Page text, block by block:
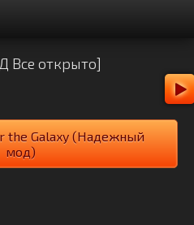
Все открыто]
the Galaxy (Надежный
мод)